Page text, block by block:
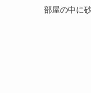
部屋の中に